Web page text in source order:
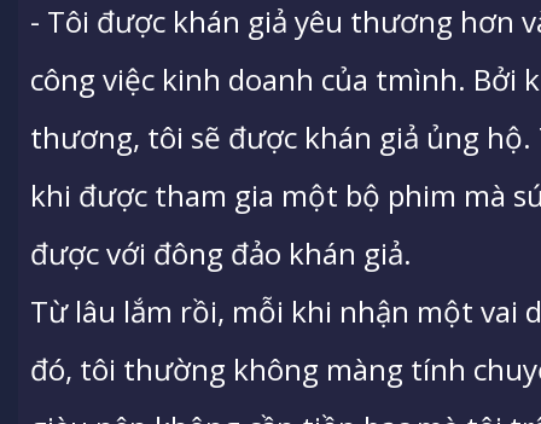
- Tôi được khán giả yêu thương hơn
công việc kinh doanh của tmình. Bởi
thương, tôi sẽ được khán giả ủng
khi được tham gia một bộ phim mà
được với đông đảo khán giả.
Từ lâu lắm rồi, mỗi khi nhận một vai
đó, tôi thường không màng tính